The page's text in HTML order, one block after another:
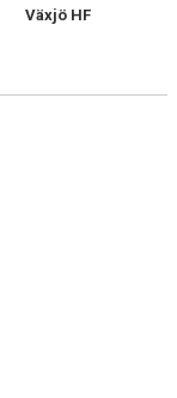
Växjö HF